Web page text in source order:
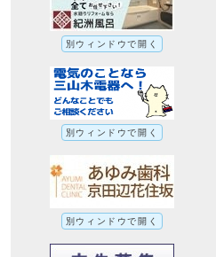
別ウィンドウで開く
別ウィンドウで開く
別ウィンドウで開く